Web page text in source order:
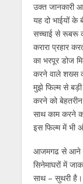
उक्‍त जानकारी
यह दो भाईयों के
सच्‍चाई से रूबरू
करारा प्रहार
का भरपूर डोज
करने वाले शख्‍स
मुझे फिल्‍म से
करने को
साथ काम करने
इस फिल्‍म में भी
आजमगढ से आने
सिनेमाघरों में
साथ – सुथरी है।